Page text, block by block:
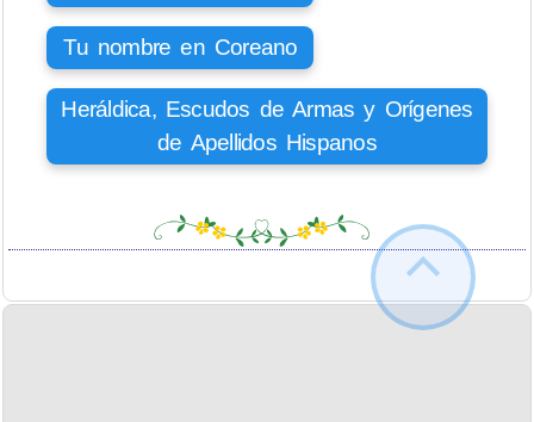
Tu nombre en Coreano
Heráldica, Escudos de Armas y Orígenes
de Apellidos Hispanos